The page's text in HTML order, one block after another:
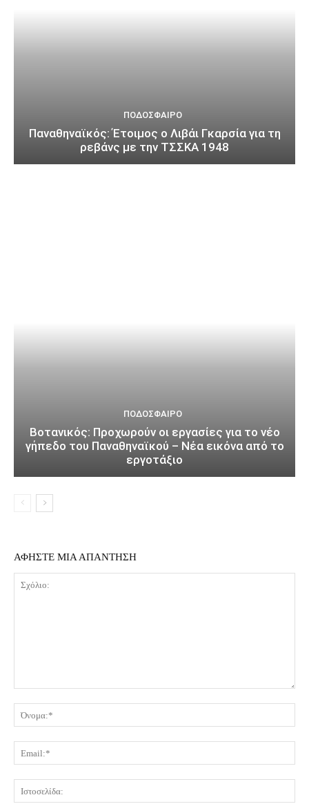
ΠΟΔΌΣΦΑΙΡΟ
Παναθηναϊκός: Έτοιμος ο Λιβάι Γκαρσία για τη
ρεβάνς με την ΤΣΣΚΑ 1948
ΠΟΔΌΣΦΑΙΡΟ
Βοτανικός: Προχωρούν οι εργασίες για το νέο
γήπεδο του Παναθηναϊκού – Νέα εικόνα από το
εργοτάξιο
ΑΦΗΣΤΕ ΜΙΑ ΑΠΑΝΤΗΣΗ